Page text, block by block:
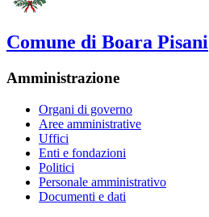
Comune di Boara Pisani
Amministrazione
Organi di governo
Aree amministrative
Uffici
Enti e fondazioni
Politici
Personale amministrativo
Documenti e dati